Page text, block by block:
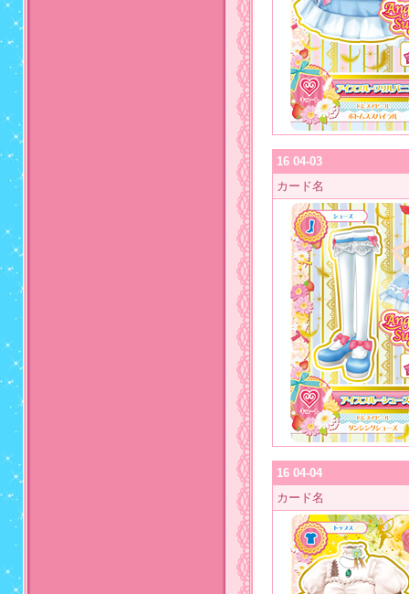
16 04-03
カード名
16 04-04
カード名